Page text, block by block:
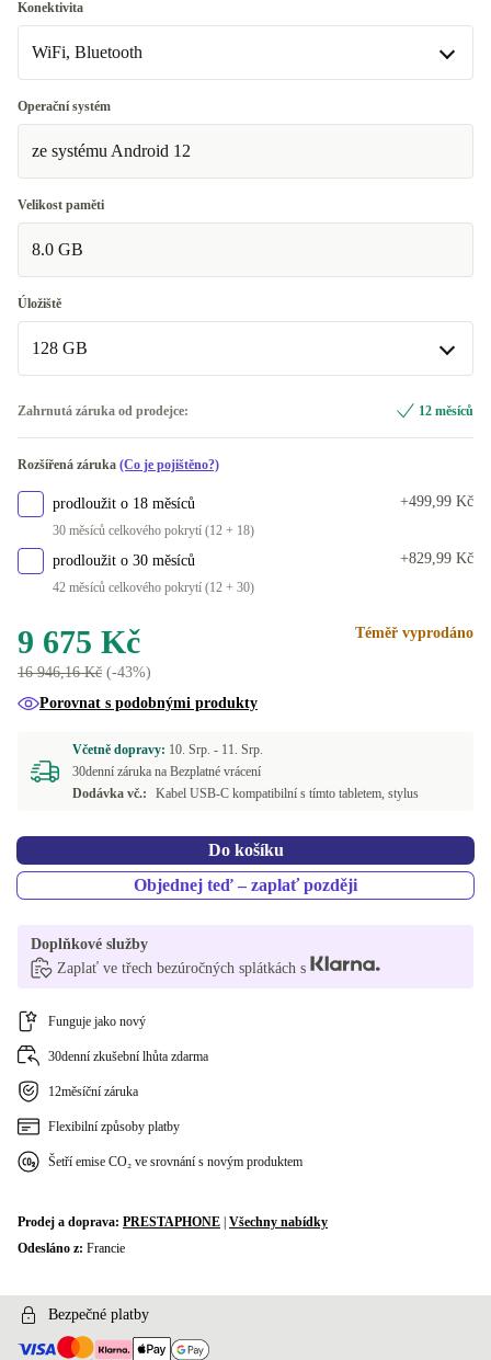
Konektivita
WiFi, Bluetooth
WiFi, Bluetooth
WiFi, Bluetooth, Mobilní data (5G)
Operační systém
ze systému Android 12
Velikost paměti
8.0 GB
Úložiště
128 GB
K dispozici v jiné konfiguraci
Zahrnutá záruka od prodejce: 12 měsíců
Rozšířená záruka (Co je pojištěno?)
prodloužit o 18 měsíců
30 měsíců celkového pokrytí (12 + 18)
+499,99 Kč
prodloužit o 30 měsíců
42 měsíců celkového pokrytí (12 + 30)
+829,99 Kč
9 675 Kč
16 946,16 Kč (-43%)
Téměř vyprodáno
Porovnat s podobnými produkty
Včetně dopravy: 10. Srp. - 11. Srp.
30denní záruka na Bezplatné vrácení
Dodávka vč.:
Kabel USB-C kompatibilní s tímto tabletem, stylus
Do košíku
Objednej teď – zaplať později
Doplňkové služby
Zaplať ve třech bezúročných splátkách s
Funguje jako nový
30denní zkušební lhůta zdarma
12měsíční záruka
Flexibilní způsoby platby
Šetří emise CO₂ ve srovnání s novým produktem
Prodej a doprava: PRESTAPHONE Všechny nabídky
Odesláno z: Francie
Bezpečné platby